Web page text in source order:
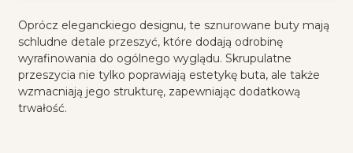
Oprócz eleganckiego designu, te sznurowane buty mają
schludne detale przeszyć, które dodają odrobinę
wyrafinowania do ogólnego wyglądu. Skrupulatne
przeszycia nie tylko poprawiają estetykę buta, ale także
wzmacniają jego strukturę, zapewniając dodatkową
trwałość.